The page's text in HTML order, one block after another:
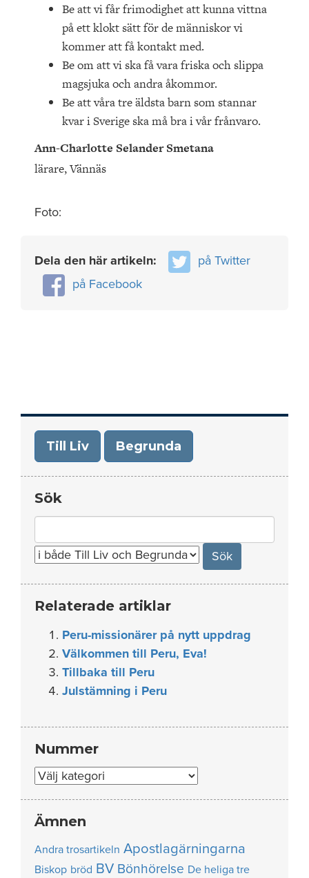
Be att vi får frimodighet att kunna vittna
på ett klokt sätt för de människor vi
kommer att få kontakt med.
Be om att vi ska få vara friska och slippa
magsjuka och andra åkommor.
Be att våra tre äldsta barn som stannar
kvar i Sverige ska må bra i vår frånvaro.
Ann-Charlotte Selander Smetana
lärare, Vännäs
Foto:
Dela den här artikeln:
på Twitter
på Facebook
Till Liv Begrunda
Sök
for:
Relaterade artiklar
Peru-missionärer på nytt uppdrag
Välkommen till Peru, Eva!
Tillbaka till Peru
Julstämning i Peru
Nummer
Nummer
Ämnen
Andra trosartikeln Apostlagärningarna
Biskop bröd BV Bönhörelse De heliga tre